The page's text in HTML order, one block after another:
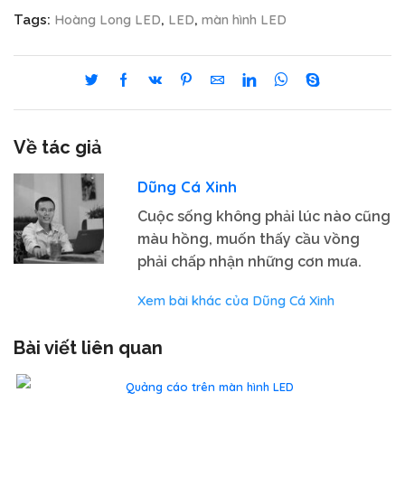
Tags: Hoàng Long LED, LED, màn hình LED
Về tác giả
Dũng Cá Xinh
Cuộc sống không phải lúc nào cũng
màu hồng, muốn thấy cầu vồng
phải chấp nhận những cơn mưa.
Xem bài khác của Dũng Cá Xinh
Bài viết liên quan